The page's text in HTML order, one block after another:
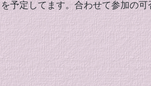
予定してます。合わせて参加の